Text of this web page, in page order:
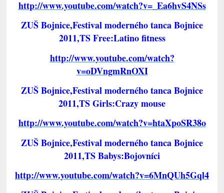
http://www.youtube.com/watch?v=_Ea6hvS4NSs
ZUŠ Bojnice,Festival moderného tanca Bojnice
2011,TS Free:Latino fitness
http://www.youtube.com/watch?
v=oDVngmRnOXI
ZUŠ Bojnice,Festival moderného tanca Bojnice
2011,TS Girls:Crazy mouse
http://www.youtube.com/watch?v=htaXpoSR38o
ZUŠ Bojnice,Festival moderného tanca Bojnice
2011,TS Babys:Bojovníci
http://www.youtube.com/watch?v=6MnQUh5Gql4